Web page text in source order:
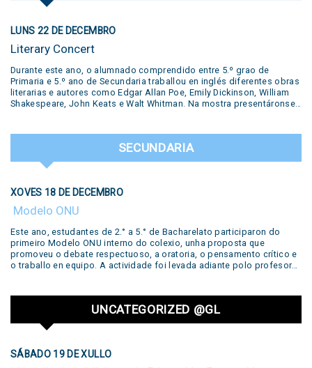
LUNS 22 DE DECEMBRO
Literary Concert
Durante este ano, o alumnado comprendido entre 5.º grao de
Primaria e 5.º ano de Secundaria traballou en inglés diferentes obras
literarias e autores como Edgar Allan Poe, Emily Dickinson, William
Shakespeare, John Keats e Walt Whitman. Na mostra presentáronse
poemas, podcasts, salas de escape e ata un xuízo en vivo. Todas
estas propostas formaron parte do traballo e a creatividade dos
nosos alumnos. Unha experiencia que puxo en valor a aprendizaxe
do inglés a través da arte, a literatura e o traballo colaborativo,
Literary Concert This year, students from 5th grades from primary
school up to 5th year from secondary have worked in our year-long
workshop with different literary productions by famous writers such
as Edgar Allan Poe, Emily Dickinson, William Shakespeare, John
Keats and Walt Whitman. Several productions prepared by the
students during the year were shown in our concert: live
performances of short plays, reading of poems, podcasts, escape
rooms, trailers and even a live trial. Many of these were developed in
SECUNDARIA
XOVES 18 DE DECEMBRO
Modelo ONU
Este ano, estudantes de 2.° a 5.° de Bacharelato participaron do
primeiro Modelo ONU interno do colexio, unha proposta que
promoveu o debate respectuoso, a oratoria, o pensamento crítico e
o traballo en equipo. A actividade foi levada adiante polo profesor
UNCATEGORIZED @GL
SÁBADO 19 DE XULLO